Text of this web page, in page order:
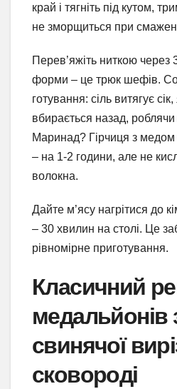
край і тягніть під кутом,
не зморщиться при
Перев’яжіть ниткою через
форми – це трюк шефів.
готування: сіль витягує
вбирається назад,
Маринад? Гірчиця з медом
– на 1-2 години, але не
волокна.
Дайте м’ясу нагрітися до
– 30 хвилин на столі. Це
рівномірне приготування.
Класичний
медальйонів
свинячої
сковороді